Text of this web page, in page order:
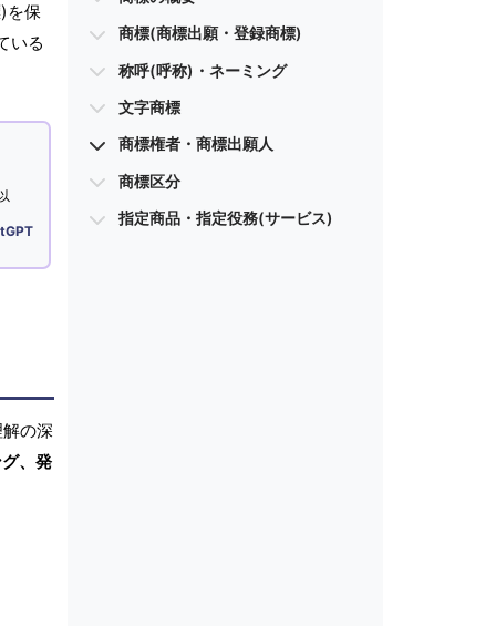
を保
いる
の深
、発
商標(商標出願・登録商標)
称呼(呼称)・ネーミング
文字商標
商標権者・商標出願人
商標区分
指定商品・指定役務(サービス)